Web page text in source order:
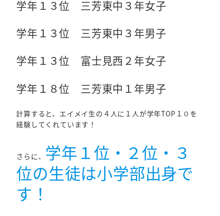
学年１３位 三芳東中３年女子
学年１３位 三芳東中３年男子
学年１３位 富士見西２年女子
学年１８位 三芳東中１年男子
計算すると、エイメイ生の４人に１人が学年TOP１０を
経験してくれています！
さらに、 学年１位・２位・３
位の生徒は小学部出身で
す！